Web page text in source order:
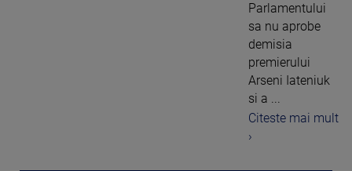
Parlamentului
sa nu aprobe
demisia
premierului
Arseni Iateniuk
si a ...
Citeste mai mult
›